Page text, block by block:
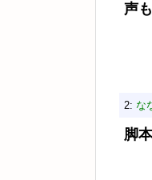
声
2: な
脚